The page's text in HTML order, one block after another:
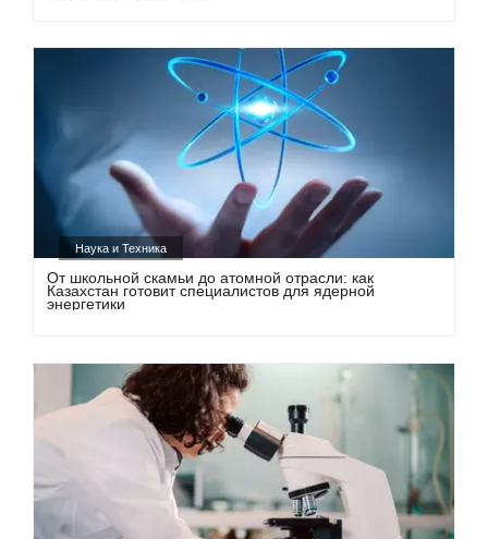
Наука и Техника
От школьной скамьи до атомной отрасли: как
Казахстан готовит специалистов для ядерной
энергетики